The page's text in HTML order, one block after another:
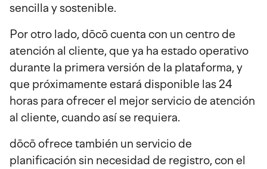
sencilla y sostenible.
Por otro lado, dōcō cuenta con un centro de
atención al cliente, que ya ha estado operativo
durante la primera versión de la plataforma, y
que próximamente estará disponible las 24
horas para ofrecer el mejor servicio de atención
al cliente, cuando así se requiera.
dōcō ofrece también un servicio de
planificación sin necesidad de registro, con el